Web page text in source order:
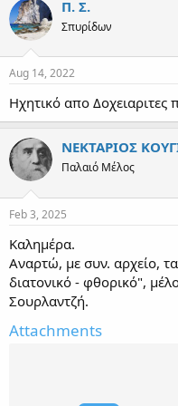
t
i
o
n
s
Π. Σ.
Σπυρίδων
Aug 14, 2022
Ηχητικό απο Δοχειαριτες
ΝΕΚΤΑΡΙΟΣ
Παλαιό Μέλος
Feb 3, 2025
Καλημέρα.
Αναρτώ, με συν. αρχείο,
διατονικό - φθορικό",
Σουρλαντζή.
Attachments